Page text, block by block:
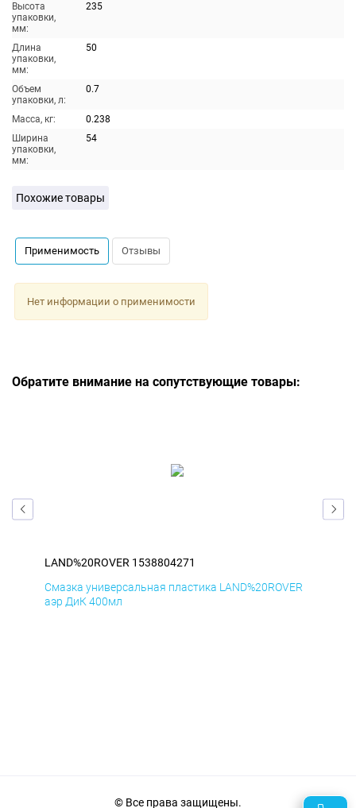
Высота
упаковки,
мм:
235
Длина
упаковки,
мм:
50
Объем
упаковки, л:
0.7
Масса, кг:
0.238
Ширина
упаковки,
мм:
54
Похожие товары
Применимость Отзывы
Нет информации о применимости
Обратите внимание на сопутствующие товары:
LAND%20ROVER 1538804271
Смазка универсальная пластика LAND%20ROVER
аэр ДиК 400мл
© Все права защищены.